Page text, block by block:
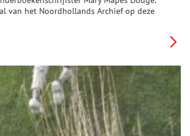
van het Noordhollands Archief op deze
steekt. Dat is immers een anonieme